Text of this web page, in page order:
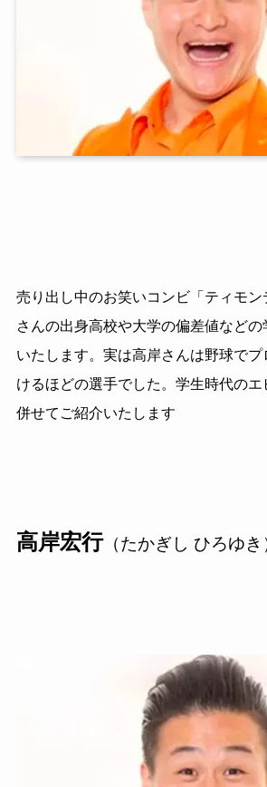
売り出し中のお笑いコンビ「ティモ
さんの出身高校や大学の偏差値などの
いたします。実は高岸さんは野球で
けるほどの選手でした。学生時代のエ
併せてご紹介いたします
高岸宏行（たかぎし ひろゆき